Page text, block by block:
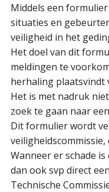
Middels een
situaties en
veiligheid in het
Het doel van dit
meldingen te
herhaling plaatsvindt
Het is met nadruk
zoek te gaan naar
Dit formulier wordt
Wanneer er schade
dan ook svp direct
Technische